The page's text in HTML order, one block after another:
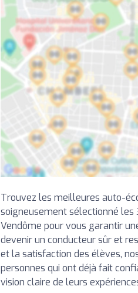
Trouvez les meilleures auto-
soigneusement sélectionné
Vendôme pour vous garantir
devenir un conducteur sûr et
et la satisfaction des élèves,
personnes qui ont déjà fait
vision claire de leurs